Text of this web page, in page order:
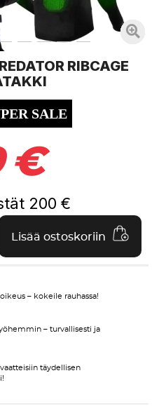
RIBCAGE
SALE
€
200 €
Lisää ostoskoriin
– kokeile rauhassa!
– turvallisesti ja
täydellisen